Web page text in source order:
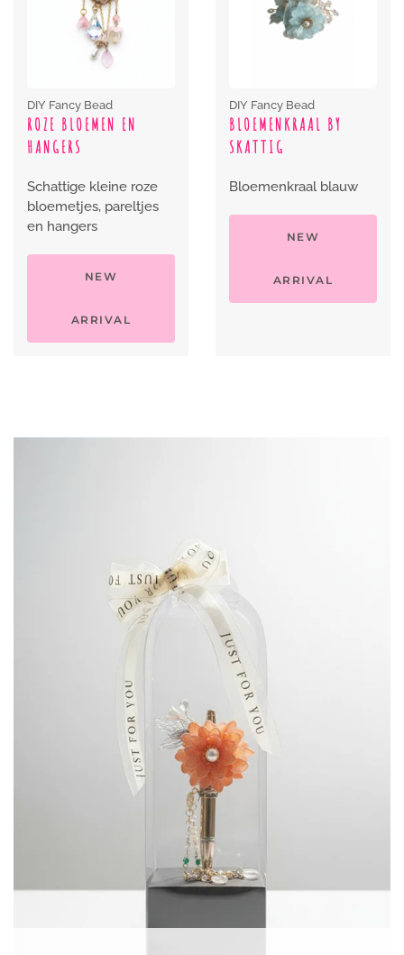
DIY Fancy Bead
ROZE BLOEMEN EN
HANGERS
Schattige kleine roze
bloemetjes, pareltjes
en hangers
NEW
ARRIVAL
DIY Fancy Bead
BLOEMENKRAAL BY
SKATTIG
Bloemenkraal blauw
NEW
ARRIVAL